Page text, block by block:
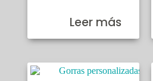
Leer más